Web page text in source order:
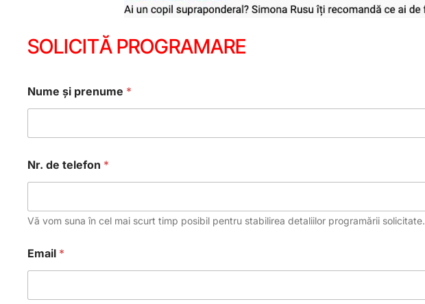
SOLICITĂ PROGRAMARE
Nume și prenume *
Nr. de telefon *
Vă vom suna în cel mai scurt timp posibil pentru stabilirea detaliilor programării solicitate.
Email *